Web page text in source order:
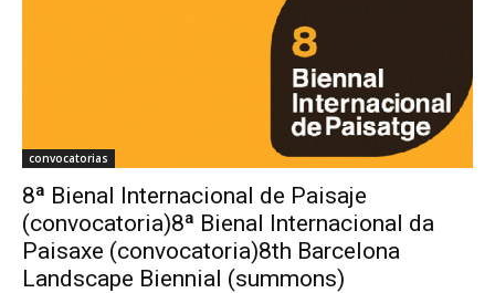
convocatorias
8ª Bienal Internacional de Paisaje
(convocatoria)8ª Bienal Internacional da
Paisaxe (convocatoria)8th Barcelona
Landscape Biennial (summons)